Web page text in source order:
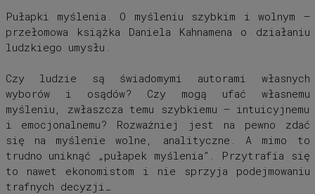
Pułapki myślenia. O myśleniu szybkim i wolnym –
przełomowa książka Daniela Kahnamena o działaniu
ludzkiego umysłu.
Czy ludzie są świadomymi autorami własnych
wyborów i osądów? Czy mogą ufać własnemu
myśleniu, zwłaszcza temu szybkiemu – intuicyjnemu
i emocjonalnemu? Rozważniej jest na pewno zdać
się na myślenie wolne, analityczne. A mimo to
trudno uniknąć „pułapek myślenia”. Przytrafia się
to nawet ekonomistom i nie sprzyja podejmowaniu
trafnych decyzji…